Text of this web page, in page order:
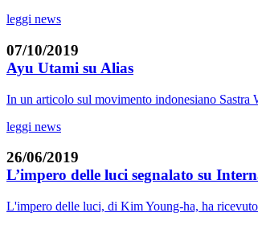
leggi news
07/10/2019
Ayu Utami su Alias
In un articolo sul movimento indonesiano Sastra
leggi news
26/06/2019
L’impero delle luci segnalato su
L'impero delle luci, di Kim Young-ha, ha